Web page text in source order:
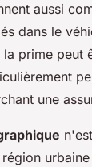
aussi
dans le
prime peut
une